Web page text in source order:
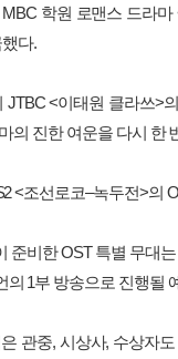
학원 로맨스 드라마
다.
JTBC <이태원 클라쓰>의
의 진한 여운을 다시 한
<조선로코–녹두전>의
준비한OST특별 무대는
의 1부 방송으로 진행될
관중, 시상사, 수상자도